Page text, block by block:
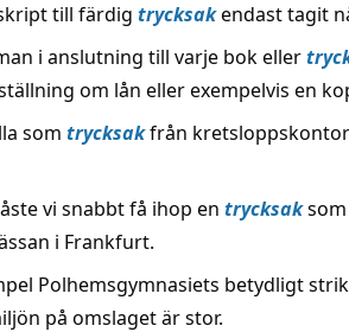
till färdig trycksakendast tagit
i anslutning till varje bok eller
om lån eller exempelvis en
som trycksakfrån
vi snabbt få ihop en trycksaksom
i Frankfurt.
Polhemsgymnasiets betydligt
på omslaget är stor.